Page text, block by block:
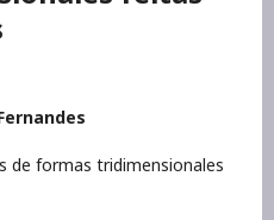
de formas tridimensionales